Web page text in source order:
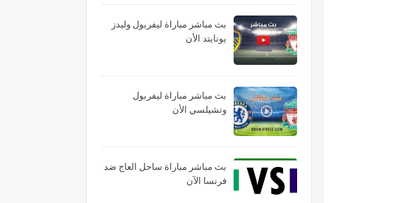
بث مباشر مباراة ليفربول وليدز
يونايتد الأن
بث مباشر مباراة ليفربول
وتشيلسي الأن
بث مباشر مباراة ساحل العاج ضد
فرنسا الآن